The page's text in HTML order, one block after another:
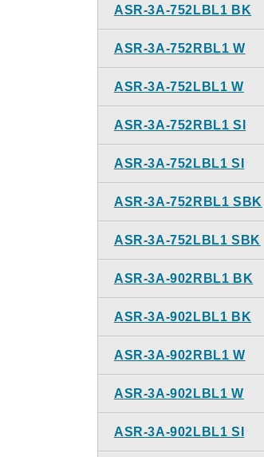
ASR-3A-752LBL1 BK
ASR-3A-752RBL1 W
ASR-3A-752LBL1 W
ASR-3A-752RBL1 SI
ASR-3A-752LBL1 SI
ASR-3A-752RBL1 SBK
ASR-3A-752LBL1 SBK
ASR-3A-902RBL1 BK
ASR-3A-902LBL1 BK
ASR-3A-902RBL1 W
ASR-3A-902LBL1 W
ASR-3A-902LBL1 SI